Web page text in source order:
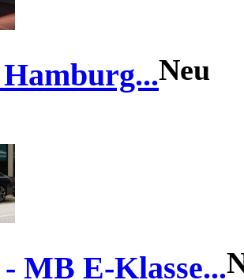
Neu
MB E-Klasse...